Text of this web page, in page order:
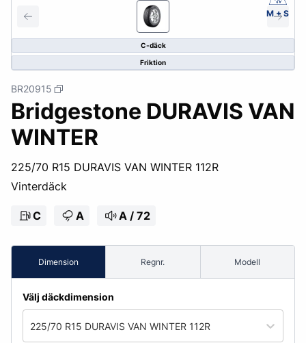
C-däck
Friktion
M + S
BR20915
Bridgestone DURAVIS VAN
WINTER
225/70 R15 DURAVIS VAN WINTER 112R
Vinterdäck
C A A / 72
Dimension Regnr. Modell
Välj däckdimension
225/70 R15 DURAVIS VAN WINTER 112R